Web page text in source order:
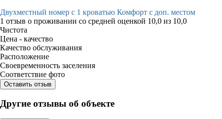
Двухместный номер с 1 кроватью Комфорт с доп. местом
1 отзыв о проживании со средней оценкой 10,0 из 10,0
Чистота
Цена - качество
Качество обслуживания
Расположение
Своевременность заселения
Соответствие фото
Оставить отзыв
Другие отзывы об объекте